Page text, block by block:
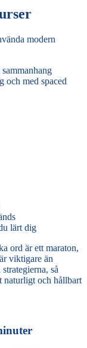
modern
och med spaced
lärt dig
ord är ett maraton,
viktigare än
så
naturligt och hållbart